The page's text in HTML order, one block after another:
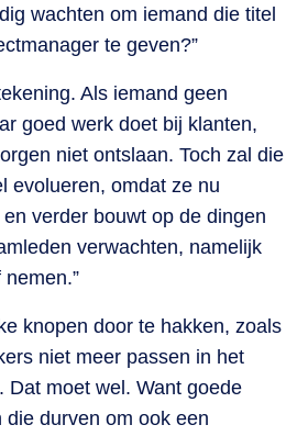
wachten om iemand die titel
te geven?”
Als iemand geen
goed werk doet bij klanten,
niet ontslaan. Toch zal die
evolueren, omdat ze nu
verder bouwt op de dingen
verwachten, namelijk
knopen door te hakken, zoals
niet meer passen in het
Dat moet wel. Want goede
die durven om ook een